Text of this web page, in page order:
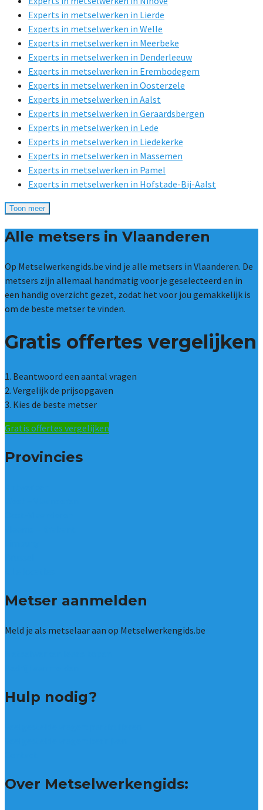
Experts in metselwerken in Lierde
Experts in metselwerken in Welle
Experts in metselwerken in Meerbeke
Experts in metselwerken in Denderleeuw
Experts in metselwerken in Erembodegem
Experts in metselwerken in Oosterzele
Experts in metselwerken in Aalst
Experts in metselwerken in Geraardsbergen
Experts in metselwerken in Lede
Experts in metselwerken in Liedekerke
Experts in metselwerken in Massemen
Experts in metselwerken in Pamel
Experts in metselwerken in Hofstade-Bij-Aalst
Toon meer
Alle metsers in Vlaanderen
Op Metselwerkengids.be vind je alle metsers in Vlaanderen. De
metsers zijn allemaal handmatig voor je geselecteerd en in
een handig overzicht gezet, zodat het voor jou gemakkelijk is
om de beste metser te vinden.
Gratis offertes vergelijken
1. Beantwoord een aantal vragen
2. Vergelijk de prijsopgaven
3. Kies de beste metser
Gratis offertes vergelijken
Provincies
Metser aanmelden
Meld je als metselaar aan op Metselwerkengids.be
Hulp nodig?
Over Metselwerkengids: